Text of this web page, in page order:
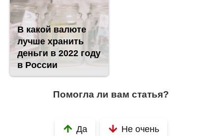
В какой валюте
лучше хранить
деньги в 2022 году
в России
Помогла ли вам статья?
Да Не очень